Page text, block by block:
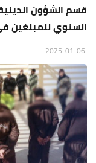
قسم الشؤون
السنوي للمبلغين